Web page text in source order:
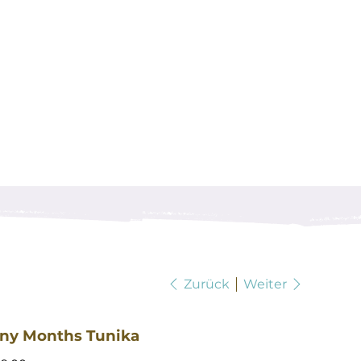
Zurück Weiter
Months Tunika